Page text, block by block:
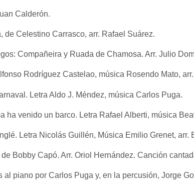
Calderón.
de Celestino Carrasco, arr. Rafael Suárez.
Compañeira y Ruada de Chamosa. Arr. Julio
Rodríguez Castelao, música Rosendo Mato,
Letra Aldo J. Méndez, música Carlos Puga.
ha venido un barco. Letra Rafael Alberti, música
Letra Nicolás Guillén, Música Emilio Grenet, arr.
de Bobby Capó. Arr. Oriol Hernández. Canción
al piano por Carlos Puga y, en la percusión, Jorge